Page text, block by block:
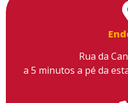
Rua da
a 5 minutos a pé da